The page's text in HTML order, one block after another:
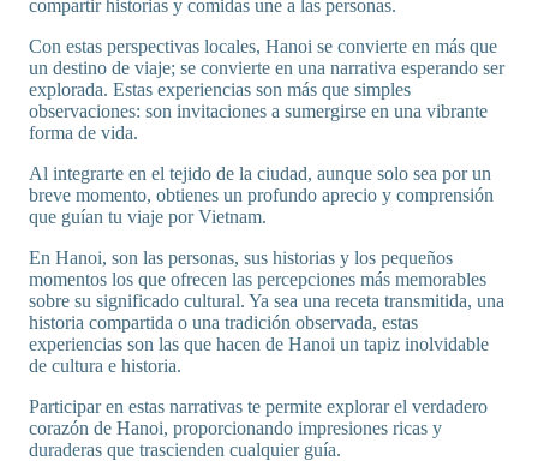
compartir historias y comidas une a las personas.
Con estas perspectivas locales, Hanoi se convierte en más que
un destino de viaje; se convierte en una narrativa esperando ser
explorada. Estas experiencias son más que simples
observaciones: son invitaciones a sumergirse en una vibrante
forma de vida.
Al integrarte en el tejido de la ciudad, aunque solo sea por un
breve momento, obtienes un profundo aprecio y comprensión
que guían tu viaje por Vietnam.
En Hanoi, son las personas, sus historias y los pequeños
momentos los que ofrecen las percepciones más memorables
sobre su significado cultural. Ya sea una receta transmitida, una
historia compartida o una tradición observada, estas
experiencias son las que hacen de Hanoi un tapiz inolvidable
de cultura e historia.
Participar en estas narrativas te permite explorar el verdadero
corazón de Hanoi, proporcionando impresiones ricas y
duraderas que trascienden cualquier guía.